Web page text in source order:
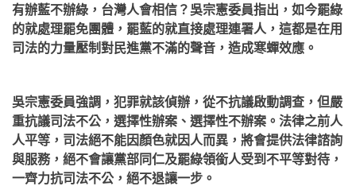
有辦藍不辦綠，台灣人會相信？吳宗憲委員指出，如今罷綠
的就處理罷免團體，罷藍的就直接處理連署人，這都是在用
司法的力量壓制對民進黨不滿的聲音，造成寒蟬效應。
吳宗憲委員強調，犯罪就該偵辦，從不抗議啟動調查，但嚴
重抗議司法不公，選擇性辦案、選擇性不辦案。法律之前人
人平等，司法絕不能因顏色就因人而異，將會提供法律諮詢
與服務，絕不會讓黨部同仁及罷綠領銜人受到不平等對待，
一齊力抗司法不公，絕不退讓一步。